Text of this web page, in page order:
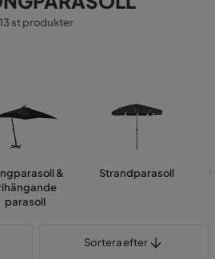
13 st produkter
&
parasoll
Strandparasoll
Sortera efter